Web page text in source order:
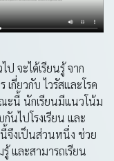
จะได้เรียนรู้ จาก
กี่ยวกับ ไวรัสและโรค
ะนี้ นักเรียนมีแนวโน้ม
ไปโรงเรียน และ
จึงเป็นส่วนหนึ่ง ช่วย
และสามารถเรียน